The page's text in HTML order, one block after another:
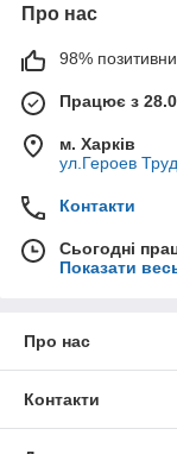
Про нас
98%
Працює з
м. Харків
ул.Героев
Контакти
Сьогодні
Показати
Про нас
Контакти